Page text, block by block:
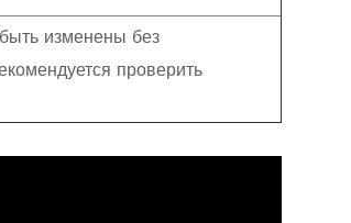
изменены без
проверить